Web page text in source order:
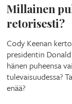
Millainen
retorisesti?
Cody Keenan
presidentin
hänen puheensa
tulevaisuudessa?
enää?